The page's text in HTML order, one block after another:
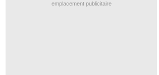
: Luca Zidane va changer de club
emplacement publicitaire